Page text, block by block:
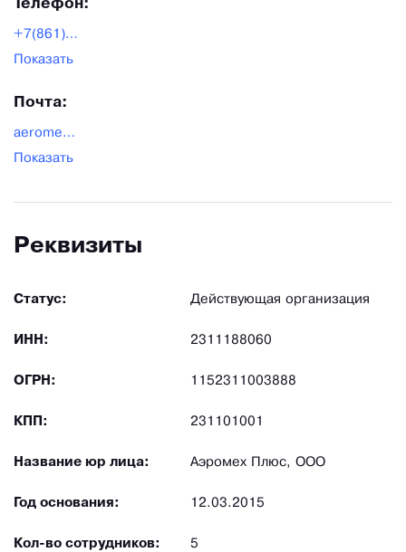
Телефон:
+7(861)238-47-91
Показать
Почта:
aeromehplus@gmail.com
Показать
Реквизиты
Статус: Действующая организация
ИНН: 2311188060
ОГРН: 1152311003888
КПП: 231101001
Название юр лица: Аэромех Плюс, ООО
Год основания: 12.03.2015
Кол-во сотрудников: 5